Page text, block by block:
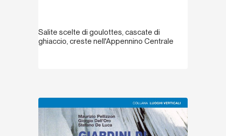
Salite scelte di goulottes, cascate di
ghiaccio, creste nell'Appennino Centrale
Entdecken